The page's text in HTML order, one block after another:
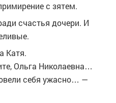
с зятем.
счастья дочери. И
Катя.
Ольга Николаевна…
себя ужасно… —